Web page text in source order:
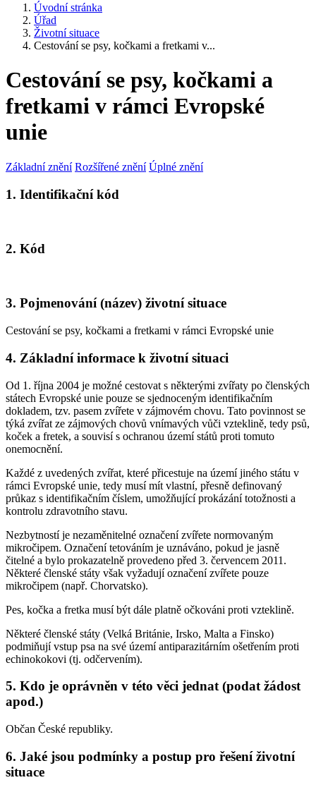
Úvodní stránka
Úřad
Životní situace
Cestování se psy, kočkami a fretkami v...
Cestování se psy, kočkami a
fretkami v rámci Evropské
unie
Základní znění Rozšířené znění Úplné znění
1. Identifikační kód
2. Kód
3. Pojmenování (název) životní situace
Cestování se psy, kočkami a fretkami v rámci Evropské unie
4. Základní informace k životní situaci
Od 1. října 2004 je možné cestovat s některými zvířaty po členských
státech Evropské unie pouze se sjednoceným identifikačním
dokladem, tzv. pasem zvířete v zájmovém chovu. Tato povinnost se
týká zvířat ze zájmových chovů vnímavých vůči vzteklině, tedy psů,
koček a fretek, a souvisí s ochranou území států proti tomuto
onemocnění.
Každé z uvedených zvířat, které přicestuje na území jiného státu v
rámci Evropské unie, tedy musí mít vlastní, přesně definovaný
průkaz s identifikačním číslem, umožňující prokázání totožnosti a
kontrolu zdravotního stavu.
Nezbytností je nezaměnitelné označení zvířete normovaným
mikročipem. Označení tetováním je uznáváno, pokud je jasně
čitelné a bylo prokazatelně provedeno před 3. červencem 2011.
Některé členské státy však vyžadují označení zvířete pouze
mikročipem (např. Chorvatsko).
Pes, kočka a fretka musí být dále platně očkováni proti vzteklině.
Některé členské státy (Velká Británie, Irsko, Malta a Finsko)
podmiňují vstup psa na své území antiparazitárním ošetřením proti
echinokokovi (tj. odčervením).
5. Kdo je oprávněn v této věci jednat (podat žádost
apod.)
Občan České republiky.
6. Jaké jsou podmínky a postup pro řešení životní
situace